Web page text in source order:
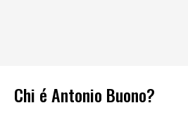
Chi é Antonio Buono?